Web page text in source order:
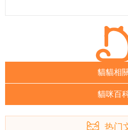
貓貓相
貓咪百
热门